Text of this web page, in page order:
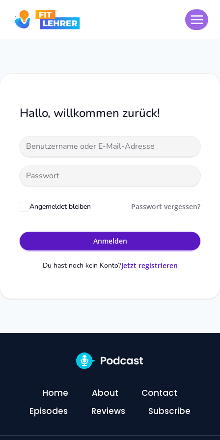
Inhalt
Hallo, willkommen zurück!
Angemeldet bleiben Passwort vergessen?
Anmelden
Du hast noch kein Konto?Jetzt registrieren
Home About
Contact
Episodes
Reviews Subscribe